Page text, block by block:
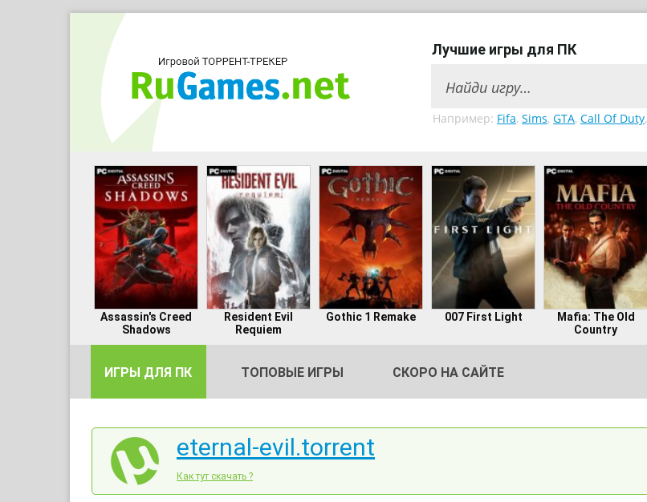
Лучшие игры для ПК
Например: Fifa, Sims, GTA, Call Of Duty,
Assassin's Creed
Shadows
Resident Evil
Requiem
Gothic 1 Remake 007 First Light
Mafia: The Old
Country
ИГРЫ ДЛЯ ПК ТОПОВЫЕ ИГРЫ СКОРО НА САЙТЕ
eternal-evil.torrent
Как тут скачать ?